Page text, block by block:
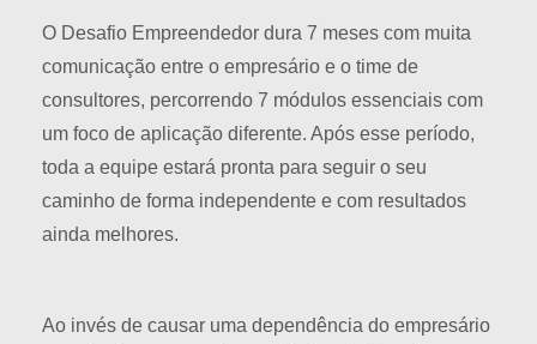
O Desafio Empreendedor dura 7 meses com muita
comunicação entre o empresário e o time de
consultores, percorrendo 7 módulos essenciais com
um foco de aplicação diferente. Após esse período,
toda a equipe estará pronta para seguir o seu
caminho de forma independente e com resultados
ainda melhores.
Ao invés de causar uma dependência do empresário